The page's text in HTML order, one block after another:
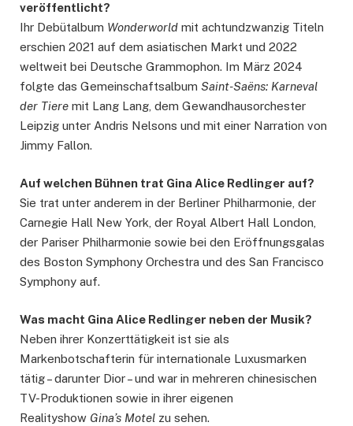
veröffentlicht?
Ihr Debütalbum Wonderworld mit achtundzwanzig Titeln
erschien 2021 auf dem asiatischen Markt und 2022
weltweit bei Deutsche Grammophon. Im März 2024
folgte das Gemeinschaftsalbum Saint-Saëns: Karneval
der Tiere mit Lang Lang, dem Gewandhausorchester
Leipzig unter Andris Nelsons und mit einer Narration von
Jimmy Fallon.
Auf welchen Bühnen trat Gina Alice Redlinger auf?
Sie trat unter anderem in der Berliner Philharmonie, der
Carnegie Hall New York, der Royal Albert Hall London,
der Pariser Philharmonie sowie bei den Eröffnungsgalas
des Boston Symphony Orchestra und des San Francisco
Symphony auf.
Was macht Gina Alice Redlinger neben der Musik?
Neben ihrer Konzerttätigkeit ist sie als
Markenbotschafterin für internationale Luxusmarken
tätig – darunter Dior – und war in mehreren chinesischen
TV-Produktionen sowie in ihrer eigenen
Realityshow Gina’s Motel zu sehen.